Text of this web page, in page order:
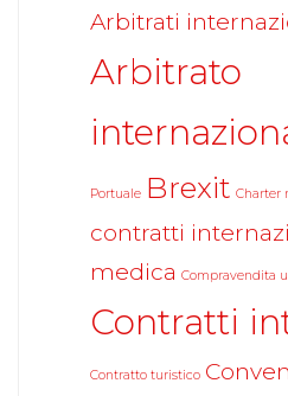
Arbitrati
Arbitrato
Portuale Brexit Charter
contratti
medica Compravendita
Contratti
Contratto turistico